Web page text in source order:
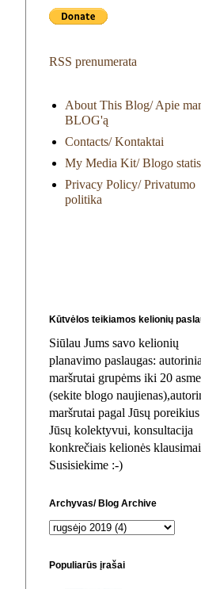
RSS prenumerata
About This Blog/ Apie
BLOG'ą
Contacts/ Kontaktai
My Media Kit/ Blogo
Privacy Policy/ Privatumo
politika
Kūtvėlos teikiamos kelionių
Siūlau Jums savo kelionių
planavimo paslaugas:
maršrutai grupėms iki 20
(sekite blogo
maršrutai pagal Jūsų poreikius
Jūsų kolektyvui, konsultacija
konkrečiais kelionės
Susisiekime :-)
Archyvas/ Blog Archive
Populiarūs įrašai